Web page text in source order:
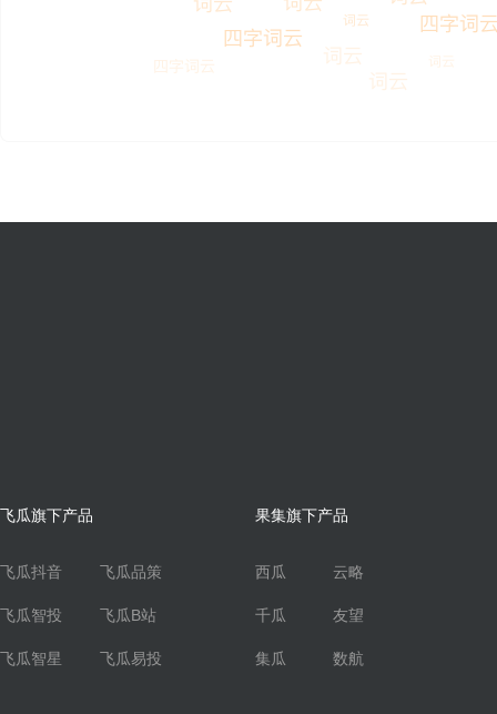
飞瓜旗下产品
飞瓜抖音 飞瓜品策
飞瓜智投 飞瓜B站
飞瓜智星 飞瓜易投
果集旗下产品
西瓜 云略
千瓜 友望
集瓜 数航